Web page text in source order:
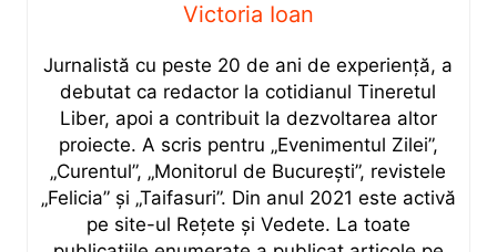
Victoria Ioan
Jurnalistă cu peste 20 de ani de experiență, a
debutat ca redactor la cotidianul Tineretul
Liber, apoi a contribuit la dezvoltarea altor
proiecte. A scris pentru „Evenimentul Zilei”,
„Curentul”, „Monitorul de București”, revistele
„Felicia” și „Taifasuri”. Din anul 2021 este activă
pe site-ul Rețete și Vedete. La toate